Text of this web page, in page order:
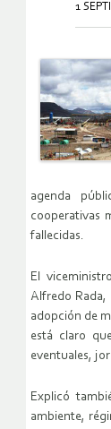
1
agenda
cooperativas
fallecidas.
El
Alfredo Rada,
adopción de
está claro
eventuales,
Explicó
ambiente,